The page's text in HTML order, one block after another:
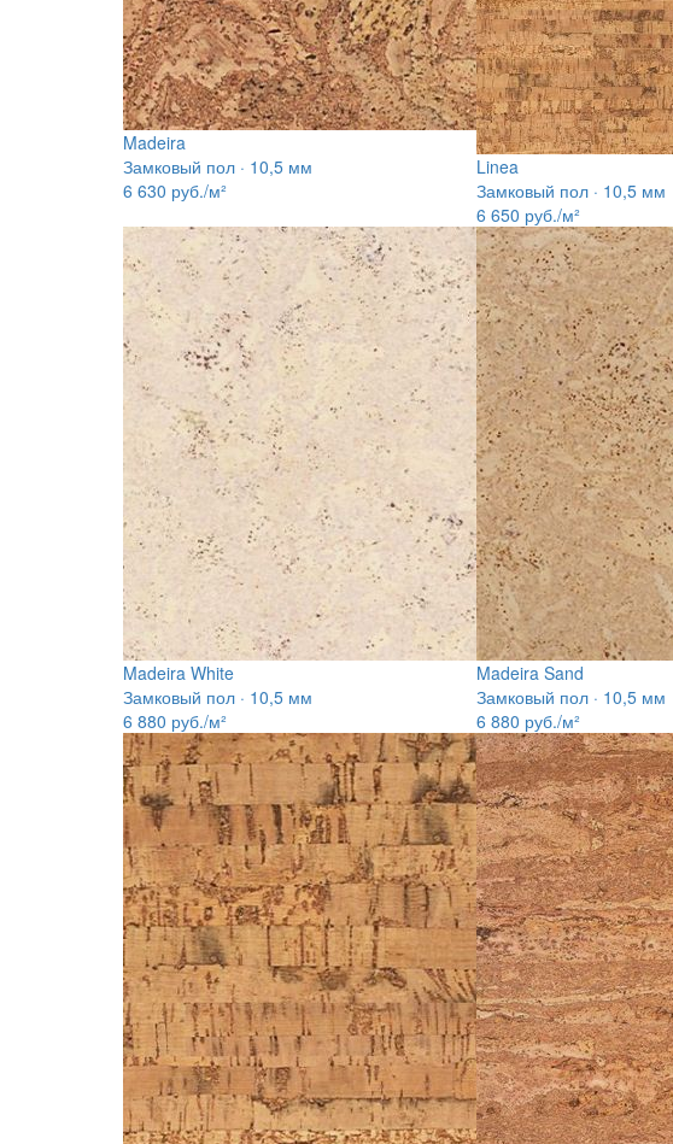
Madeira
Замковый пол · 10,5 мм
6 630 руб./м²
Linea
Замковый пол · 10,5 мм
6 650 руб./м²
Madeira White
Замковый пол · 10,5 мм
6 880 руб./м²
Madeira Sand
Замковый пол · 10,5 мм
6 880 руб./м²